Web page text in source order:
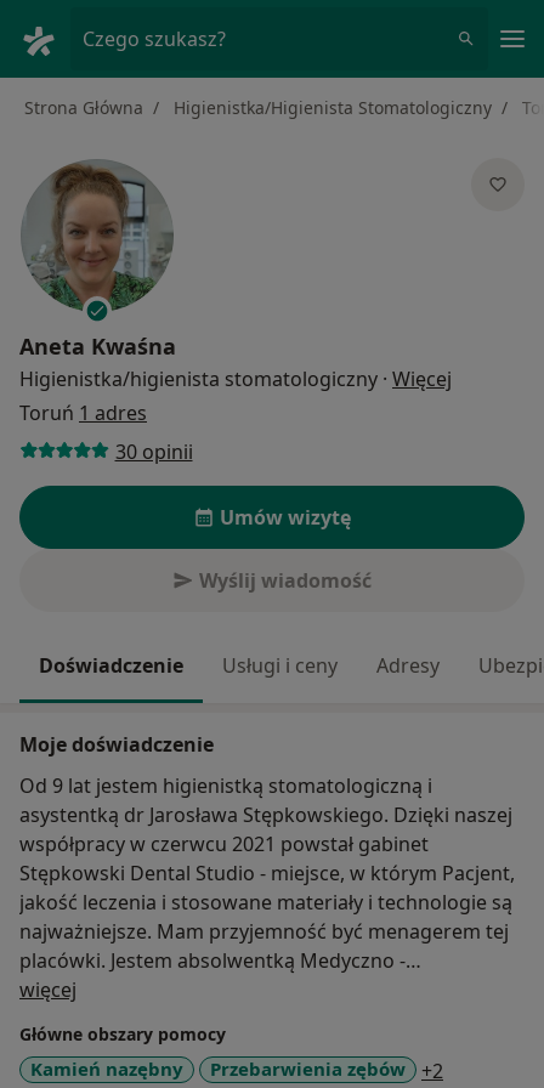
Czego szukasz?
Strona Główna Higienistka/Higienista Stomatologiczny
Aneta Kwaśna
Higienistka/higienista stomatologiczny · Więcej
Toruń 1 adres
30 opinii
Umów wizytę
Wyślij wiadomość
Doświadczenie Usługi i ceny Adresy
Moje doświadczenie
Od 9 lat jestem higienistką stomatologiczną i
asystentką dr Jarosława Stępkowskiego. Dzięki naszej
współpracy w czerwcu 2021 powstał gabinet
Stępkowski Dental Studio - miejsce, w którym Pacjent,
jakość leczenia i stosowane materiały i technologie są
najważniejsze. Mam przyjemność być menagerem tej
placówki. Jestem absolwentką Medyczno -
Społecznego Centrum Kształcenia Zawodowego i
Ustawicznego w Toruniu na kierunku higienistka
stomatologiczna oraz Szkoły Policealnej Medycznej im.
Mikołaja Kopernika w Toruniu na kierunku technik
więcej
Główne obszary pomocy
Kamień nazębny Przebarwienia zębów +2